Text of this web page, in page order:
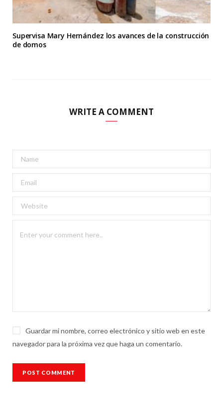
Supervisa Mary Hernández los avances de la construcción
de domos
WRITE A COMMENT
Guardar mi nombre, correo electrónico y sitio web en este
navegador para la próxima vez que haga un comentario.